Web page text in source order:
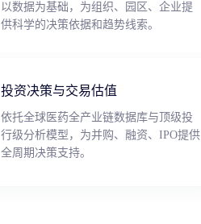
以数据为基础，为组织、园区、企业提
供科学的决策依据和趋势线索。
投资决策与交易估值
依托全球医药全产业链数据库与顶级投
行级分析模型，为并购、融资、IPO提供
全周期决策支持。